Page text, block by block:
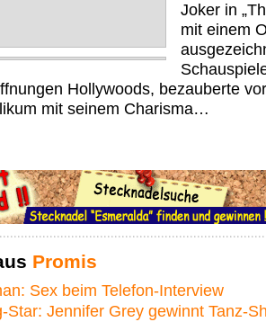
Joker in
mit einem
Hollywoods, bezauberte
mit seinem Charisma…
Promis
Sex beim Telefon-Interview
Star: Jennifer Grey gewinnt Tanz-